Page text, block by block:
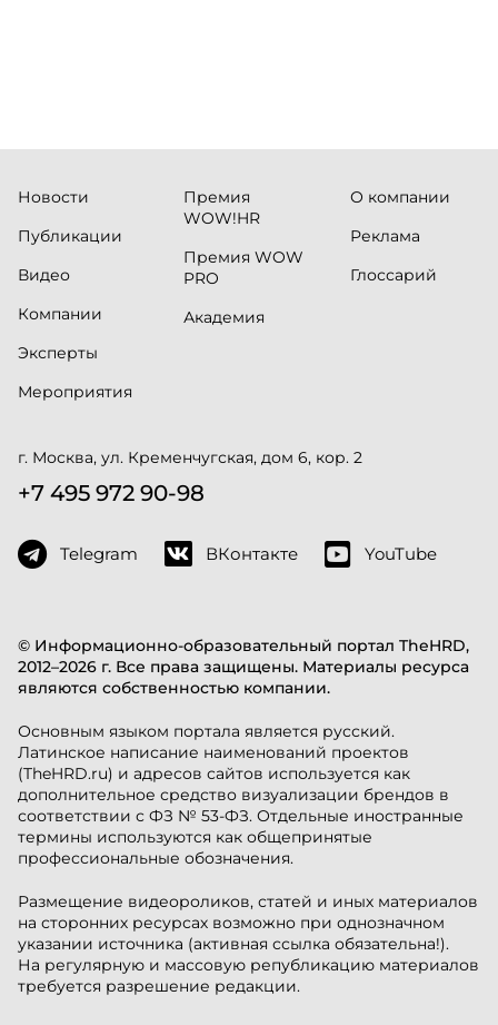
© Информационно-образовательный портал TheHRD,
2012–2026 г. Все права защищены. Материалы ресурса
являются собственностью компании.
Основным языком портала является русский.
Латинское написание наименований проектов
(TheHRD.ru) и адресов сайтов используется как
дополнительное средство визуализации брендов в
соответствии с ФЗ № 53-ФЗ. Отдельные иностранные
термины используются как общепринятые
профессиональные обозначения.
Размещение видеороликов, статей и иных материалов
на сторонних ресурсах возможно при однозначном
указании источника (активная ссылка обязательна!).
На регулярную и массовую републикацию материалов
требуется разрешение редакции.
Новости
Публикации
Видео
Компании
Эксперты
Мероприятия
Премия
WOW!HR
Премия WOW
PRO
Академия
О компании
Реклама
Глоссарий
г. Москва, ул. Кременчугская, дом 6, кор. 2
+7 495 972 90-98
Telegram ВКонтакте YouTube